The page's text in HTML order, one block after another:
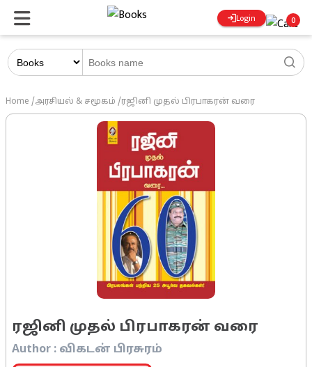
Login 0
Home /அரசியல் & சமூகம் /ரஜினி முதல் பிரபாகரன் வரை
ரஜினி முதல் பிரபாகரன் வரை
Author : விகடன் பிரசுரம்